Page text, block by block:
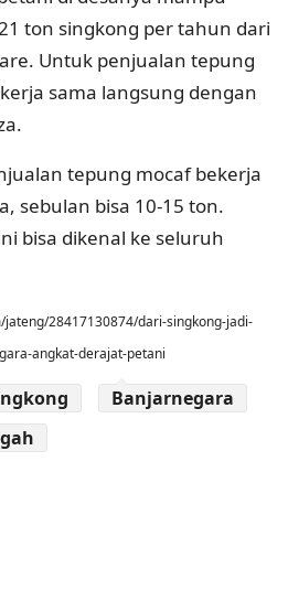
ton singkong per tahun dari
Untuk penjualan tepung
sama langsung dengan
tepung mocaf bekerja
sebulan bisa 10-15 ton.
bisa dikenal ke seluruh
28417130874/dari-singkong-jadi-
angkat-derajat-petani
Banjarnegara